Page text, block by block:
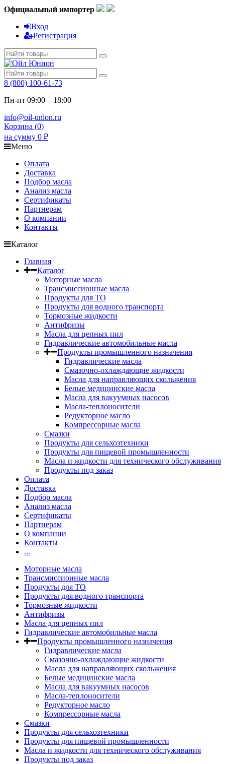
Официальный импортер
Вход
Регистрация
8 (800) 100-61-73
Пн-пт 09:00—18:00
info@oil-union.ru
Корзина (0)
на сумму 0 ₽
Меню
Оплата
Доставка
Подбор масла
Анализ масла
Сертификаты
Партнерам
О компании
Контакты
Каталог
Главная
Каталог
Моторные масла
Трансмиссионные масла
Продукты для ТО
Продукты для водного транспорта
Тормозные жидкости
Антифризы
Масла для цепных пил
Гидравлические автомобильные масла
Продукты промышленного назначения
Гидравлические масла
Cмазочно-охлаждающие жидкости
Масла для направляющих скольжения
Белые медицинские масла
Масла для вакуумных насосов
Масла-теплоносители
Редукторное масло
Компрессорные масла
Смазки
Продукты для сельхозтехники
Продукты для пищевой промышленности
Масла и жидкости для технического обслуживания
Продукты под заказ
Оплата
Доставка
Подбор масла
Анализ масла
Сертификаты
Партнерам
О компании
Контакты
...
Моторные масла
Трансмиссионные масла
Продукты для ТО
Продукты для водного транспорта
Тормозные жидкости
Антифризы
Масла для цепных пил
Гидравлические автомобильные масла
Продукты промышленного назначения
Гидравлические масла
Cмазочно-охлаждающие жидкости
Масла для направляющих скольжения
Белые медицинские масла
Масла для вакуумных насосов
Масла-теплоносители
Редукторное масло
Компрессорные масла
Смазки
Продукты для сельхозтехники
Продукты для пищевой промышленности
Масла и жидкости для технического обслуживания
Продукты под заказ